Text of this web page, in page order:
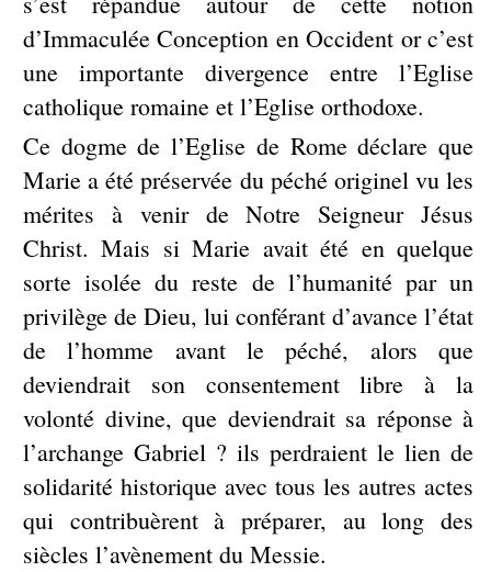
d’Immaculée Conception en Occident or c’est
une importante divergence entre l’Eglise
catholique romaine et l’Eglise orthodoxe.
Ce dogme de l’Eglise de Rome déclare que
Marie a été préservée du péché originel vu les
mérites à venir de Notre Seigneur Jésus
Christ. Mais si Marie avait été en quelque
sorte isolée du reste de l’humanité par un
privilège de Dieu, lui conférant d’avance l’état
de l’homme avant le péché, alors que
deviendrait son consentement libre à la
volonté divine, que deviendrait sa réponse à
l’archange Gabriel ? ils perdraient le lien de
solidarité historique avec tous les autres actes
qui contribuèrent à préparer, au long des
siècles l’avènement du Messie.